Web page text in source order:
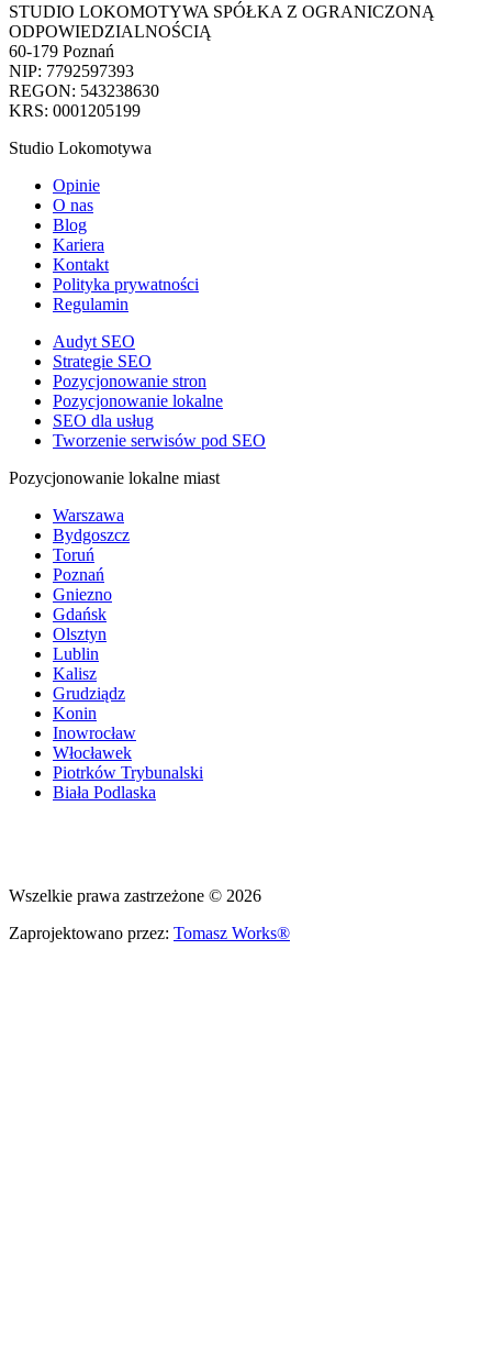
STUDIO LOKOMOTYWA SPÓŁKA Z OGRANICZONĄ
ODPOWIEDZIALNOŚCIĄ
60-179 Poznań
NIP: 7792597393
REGON: 543238630
KRS: 0001205199
Studio Lokomotywa
Opinie
O nas
Blog
Kariera
Kontakt
Polityka prywatności
Regulamin
Audyt SEO
Strategie SEO
Pozycjonowanie stron
Pozycjonowanie lokalne
SEO dla usług
Tworzenie serwisów pod SEO
Pozycjonowanie lokalne miast
Warszawa
Bydgoszcz
Toruń
Poznań
Gniezno
Gdańsk
Olsztyn
Lublin
Kalisz
Grudziądz
Konin
Inowrocław
Włocławek
Piotrków Trybunalski
Biała Podlaska
Wszelkie prawa zastrzeżone © 2026
Zaprojektowano przez: Tomasz Works®